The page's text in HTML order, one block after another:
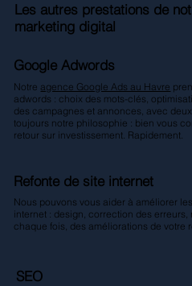
Les autres prestations de
marketing digital
Google Adwords
Notre agence Google Ads au Havre
adwords : choix des mots-clés,
des campagnes et annonces, avec
toujours notre philosophie : bien vous
retour sur investissement. Rapidement.
SEO
Refonte de site internet
Nous pouvons vous aider à améliorer
internet : design, correction des
chaque fois, des améliorations de votre